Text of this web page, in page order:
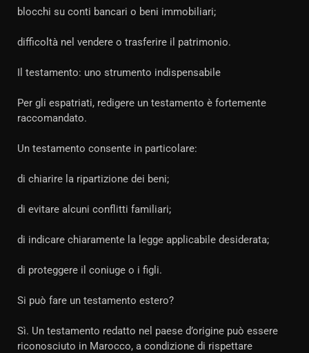
blocchi su conti bancari o beni immobiliari;
difficoltà nel vendere o trasferire il patrimonio.
Il testamento: uno strumento indispensabile
Per gli espatriati, redigere un testamento è fortemente
raccomandato.
Un testamento consente in particolare:
di chiarire la ripartizione dei beni;
di evitare alcuni conflitti familiari;
di indicare chiaramente la legge applicabile desiderata;
di proteggere il coniuge o i figli.
Si può fare un testamento estero?
Sì. Un testamento redatto nel paese d’origine può essere
riconosciuto in Marocco, a condizione di rispettare